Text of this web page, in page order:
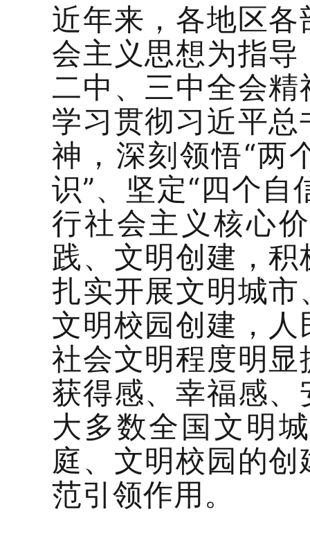
近年来，各地区
会主义思想为指
二中、三中全会
学习贯彻习近平
神，深刻领悟“两
识”、坚定“四个自
行社会主义核心
践、文明创建，
扎实开展文明城
文明校园创建，
社会文明程度明
获得感、幸福感
大多数全国文明
庭、文明校园的
范引领作用。